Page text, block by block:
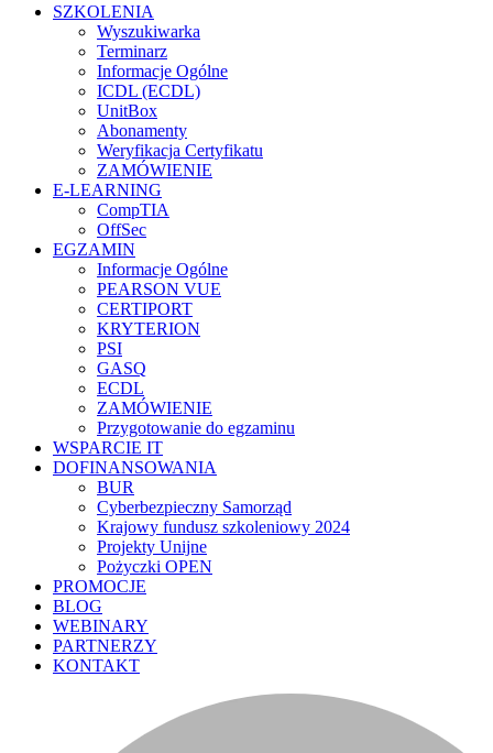
SZKOLENIA
Wyszukiwarka
Terminarz
Informacje Ogólne
ICDL (ECDL)
UnitBox
Abonamenty
Weryfikacja Certyfikatu
ZAMÓWIENIE
E-LEARNING
CompTIA
OffSec
EGZAMIN
Informacje Ogólne
PEARSON VUE
CERTIPORT
KRYTERION
PSI
GASQ
ECDL
ZAMÓWIENIE
Przygotowanie do egzaminu
WSPARCIE IT
DOFINANSOWANIA
BUR
Cyberbezpieczny Samorząd
Krajowy fundusz szkoleniowy 2024
Projekty Unijne
Pożyczki OPEN
PROMOCJE
BLOG
WEBINARY
PARTNERZY
KONTAKT